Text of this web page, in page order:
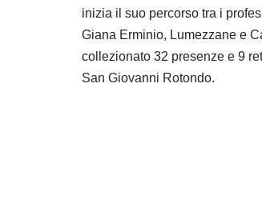
inizia il suo percorso tra i
Giana Erminio, Lumezzane e
collezionato 32 presenze e 9
San Giovanni Rotondo.